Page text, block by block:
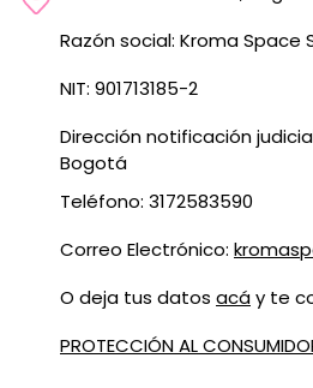
Razón social: Kroma Space
NIT: 901713185-2
Dirección notificación
Bogotá
Teléfono: 3172583590
Correo Electrónico:
O deja tus datos acáy te
PROTECCIÓN AL